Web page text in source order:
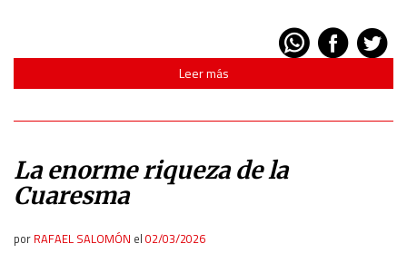
Leer más
La enorme riqueza de la
Cuaresma
por RAFAEL SALOMÓN el 02/03/2026